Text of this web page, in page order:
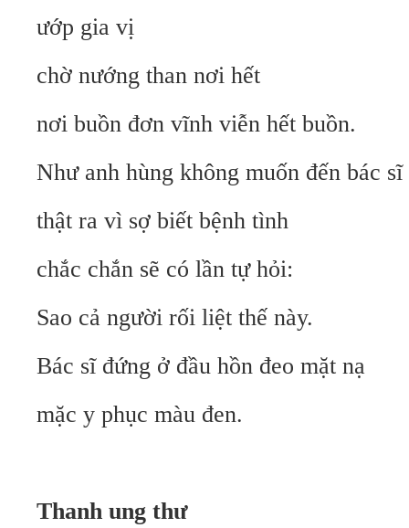
ướp gia vị
chờ nướng than nơi hết
nơi buồn đơn vĩnh viễn hết buồn.
Như anh hùng không muốn đến bác sĩ
thật ra vì sợ biết bệnh tình
chắc chắn sẽ có lần tự hỏi:
Sao cả người rối liệt thế này.
Bác sĩ đứng ở đầu hồn đeo mặt nạ
mặc y phục màu đen.
Thanh ung thư